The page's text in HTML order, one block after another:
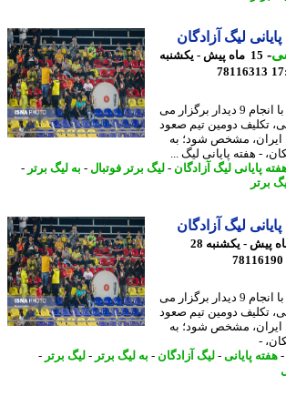
لیگ آزادگان
15 ماه پیش - یکشنبه
هفته پایانی لیگ آزادگان با انجام 9 دیدار برگزار می
دومین تیم صعود
مشخص شود؛ به
هفته پایانی لیگ ...
پایانی لیگ آزادگان-لیگ برتر فوتبال-به لیگ برتر -
لیگ آزادگان
15 ماه پیش - یکشنبه 28
هفته پایانی لیگ آزادگان با انجام 9 دیدار برگزار می
دومین تیم صعود
مشخص شود؛ به
-
پایانی-لیگ آزادگان-به لیگ برتر - لیگ برتر -